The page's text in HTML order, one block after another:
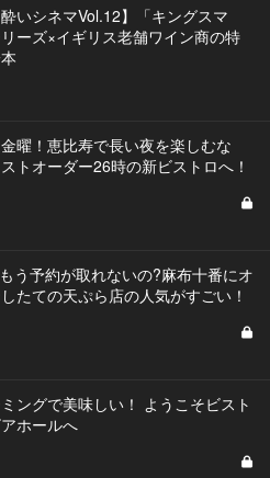
酔いシネマVol.12】「キングスマ
ーズ×イギリス老舗ワイン商の特
曜！恵比寿で長い夜を楽しむな
トオーダー26時の新ビストロへ！
う予約が取れないの?麻布十番にオ
たての天ぷら店の人気がすごい！
ングで美味しい！ ようこそビスト
ホールへ